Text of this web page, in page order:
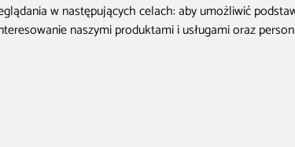
w następujących celach:aby umożliwić
naszymi produktami i usługami oraz